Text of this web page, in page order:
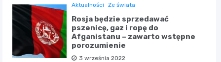
Aktualności Ze świata
Rosja będzie sprzedawać
pszenicę, gaz i ropę do
Afganistanu – zawarto wstępne
porozumienie
3 września 2022